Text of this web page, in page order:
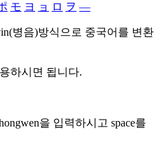
モ ヨ ョ ロ ヲ ―
병음)방식으로 중국어를 변환
하시면 됩니다.
을 입력하시고 space를